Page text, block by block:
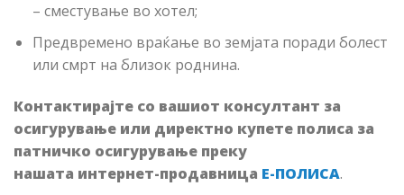
– сместување во хотел;
Предвремено враќање во земјата поради болест
или смрт на близок роднина.
Контактирајте со вашиот консултант за
осигурување или директно купете полиса за
патничко осигурување преку
нашата интернет-продавница Е-ПОЛИСА.